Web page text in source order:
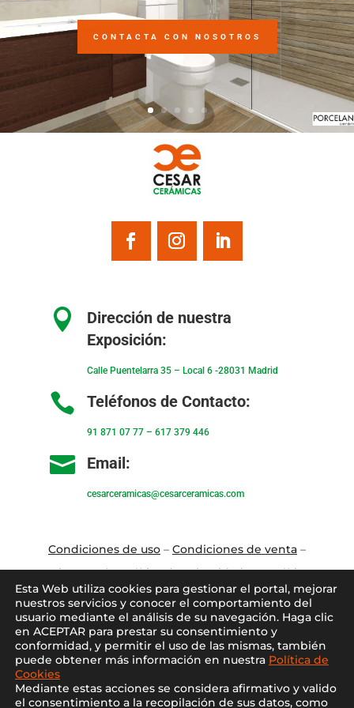
CONTACTA CON NOSOTROS

Dirección de nuestra
Exposición:
Calle Puentelarra 35 – Local 6 -28031 Madrid
 Teléfonos de Contacto:
91 871 07 77– 617 379 446
 Email:
cesarceramicas@cesarceramicas.com
Condiciones de uso– Condiciones de venta–
Aviso Legal–Política de privacidad –Política
de cookies
Blog–Contacto–Conócenos –Mi Cuenta
Esta Web utiliza cookies para gestionar el portal, mejorar
nuestros servicios y conocer el comportamiento del
usuario mediante el análisis de su navegación. Haga clic
en ACEPTAR para prestar su consentimiento y
conformidad, y permitir el uso de las mismas, también
puede obtener más información en nuestra Política de
Cookies
Mediante estas acciones se considera afirmativo y valido
el consentimiento a la recopilación de sus datos, como